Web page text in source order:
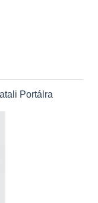
Portálra